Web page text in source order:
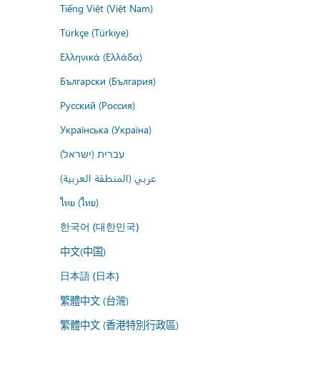
Tiếng Việt (Việt Nam)
Türkçe (Türkiye)
Ελληνικά (Ελλάδα)
Български (България)
Русский (Россия)
Українська (Україна)
עברית (ישראל)
عربي (المنطقة العربية)
ไทย (ไทย)
한국어 (대한민국)
中文(中国)
日本語 (日本)
繁體中文 (台灣)
繁體中文 (香港特別行政區)